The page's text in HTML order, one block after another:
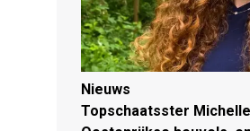
Nieuws
Topschaatsster